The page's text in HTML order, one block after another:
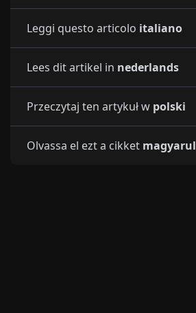
Leggi questo articolo italiano
Lees dit artikel in nederlands
Przeczytaj ten artykuł w polski
Olvassa el ezt a cikket magyarul